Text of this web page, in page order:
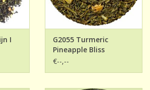
I
G2055 Turmeric
Pineapple Bliss
€--,--